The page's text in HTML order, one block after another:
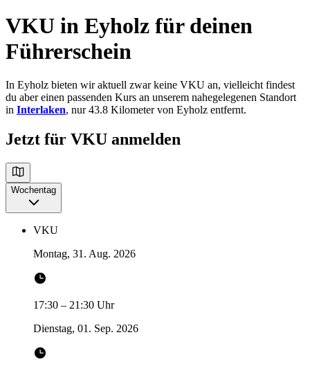
VKU in Eyholz für deinen
Führerschein
In Eyholz bieten wir aktuell zwar keine VKU an, vielleicht findest
du aber einen passenden Kurs an unserem nahegelegenen Standort
in Interlaken, nur 43.8 Kilometer von Eyholz entfernt.
Jetzt für VKU anmelden
Wochentag
VKU
Montag, 31. Aug. 2026
17:30 – 21:30 Uhr
Dienstag, 01. Sep. 2026